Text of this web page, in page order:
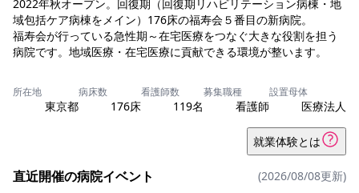
2022年秋オープン。回復期（回復期リハビリテーション病棟・地
域包括ケア病棟をメイン）176床の福寿会５番目の新病院。
福寿会が行っている急性期～在宅医療をつなぐ大きな役割を担う
病院です。地域医療・在宅医療に貢献できる環境が整います。
所在地
東京都
病床数
176床
看護師数
119名
募集職種
看護師
設置母体
医療法人
就業体験とは
直近開催の病院イベント (2026/08/08更新)